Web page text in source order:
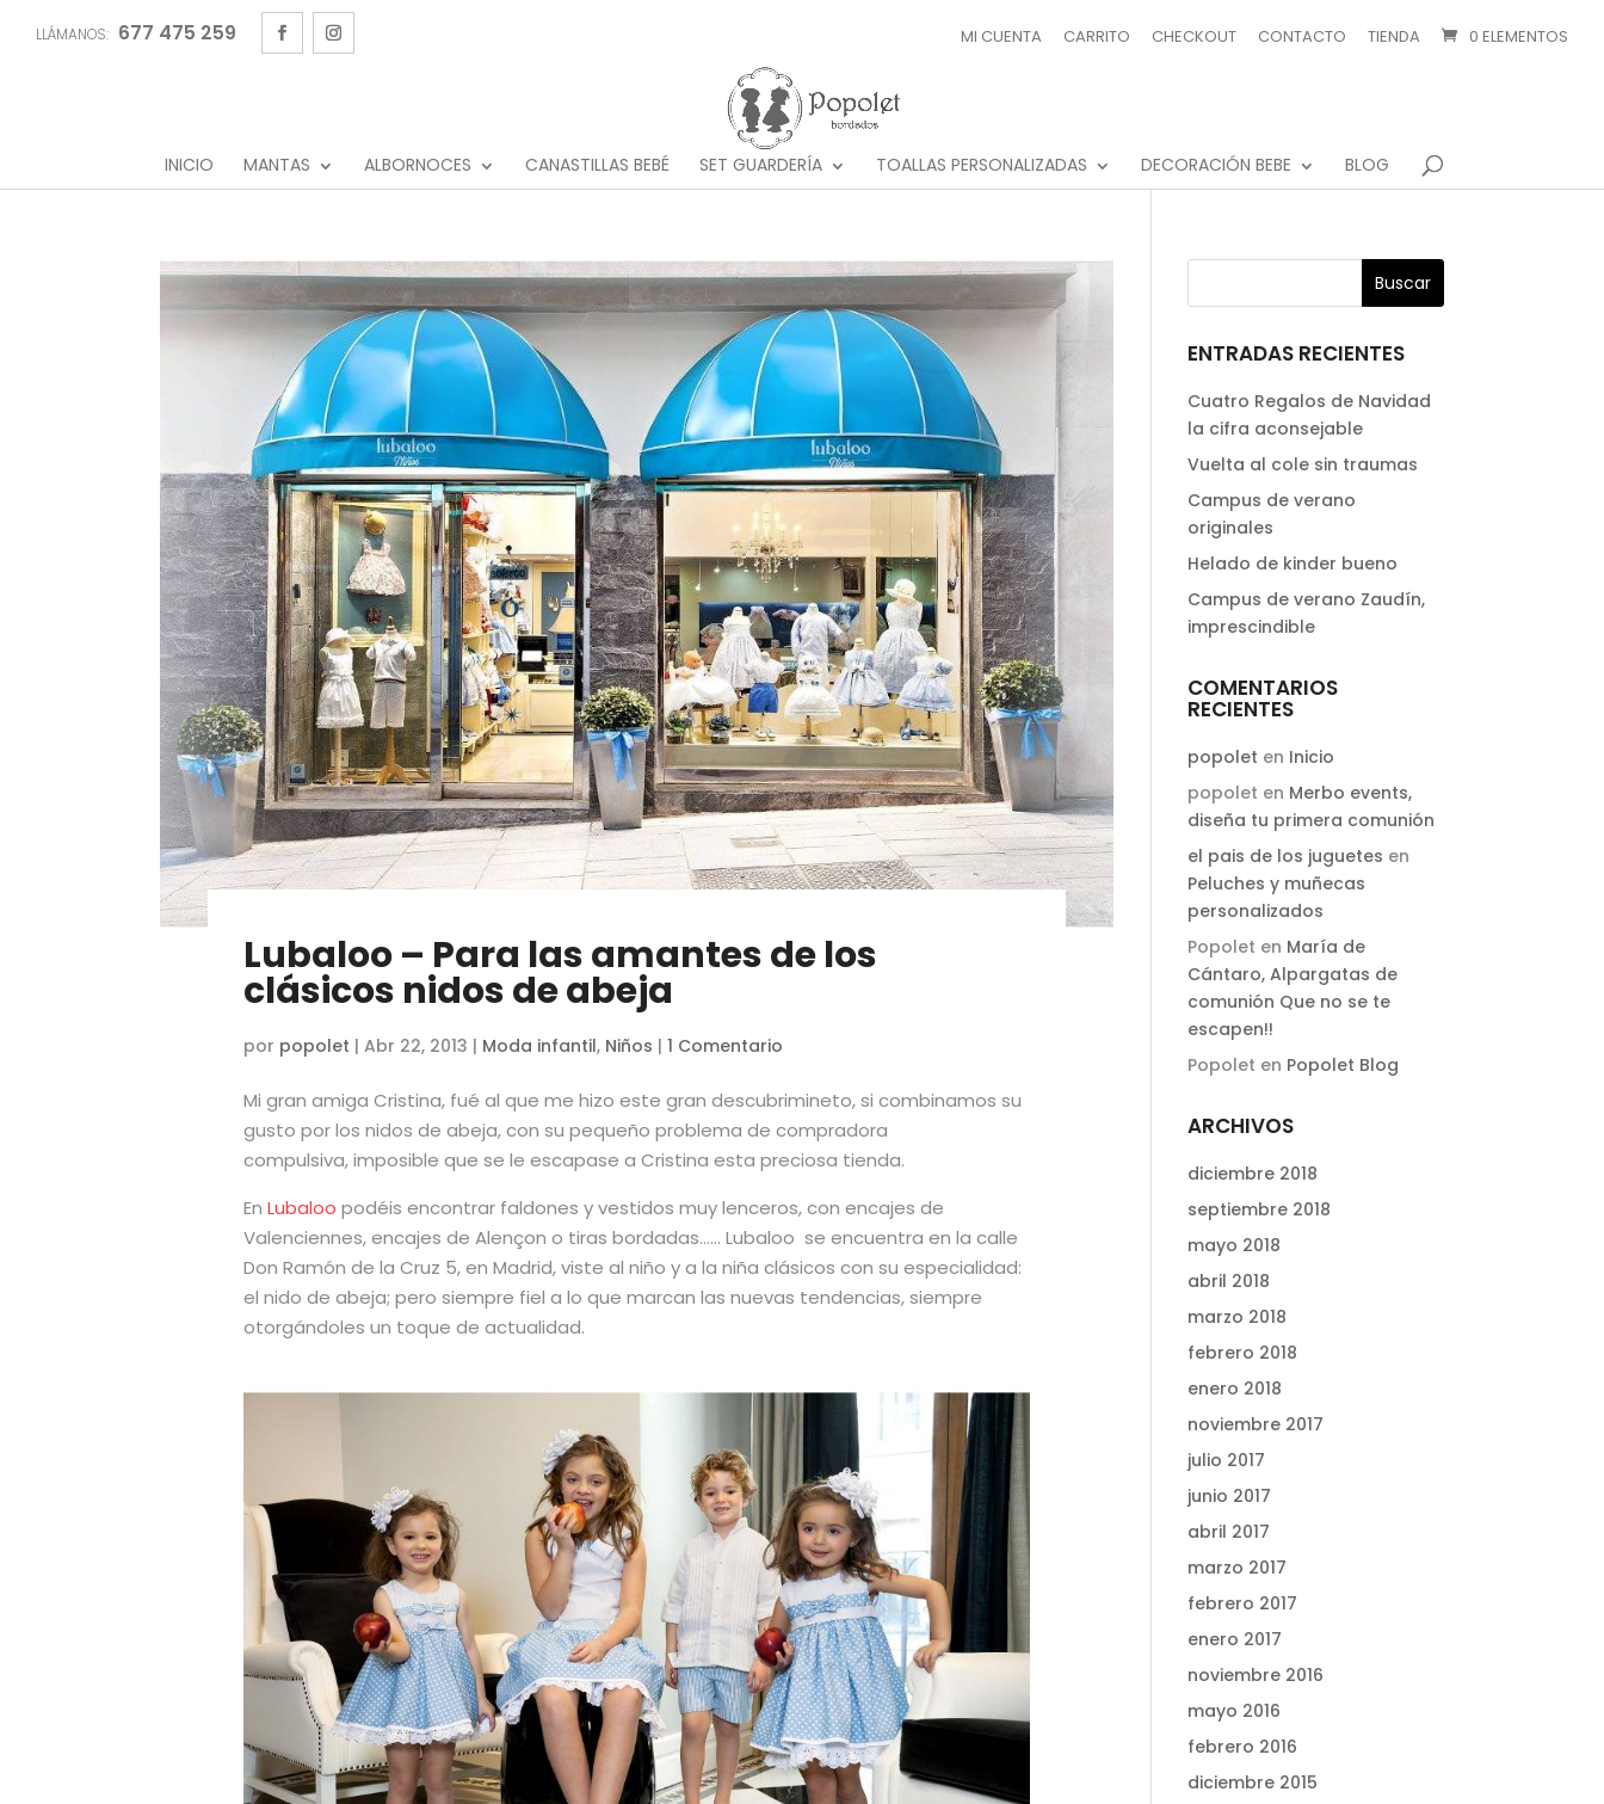
LLÁMANOS: 677 475 259 MI CUENTA CARRITO CHECKOUT CONTACTO TIENDA 0 ELEMENTOS
INICIO MANTAS ALBORNOCES CANASTILLAS BEBÉ SET GUARDERÍA TOALLAS PERSONALIZADAS DECORACIÓN BEBE BLOG
Lubaloo – Para las amantes de los
clásicos nidos de abeja
por popolet |Abr 22, 2013 | Moda infantil, Niños |1 Comentario
Mi gran amiga Cristina, fué al que me hizo este gran descubrimineto, si combinamos su
gusto por los nidos de abeja, con su pequeño problema de compradora
compulsiva, imposible que se le escapase a Cristina esta preciosa tienda.
En Lubaloopodéis encontrar faldones y vestidos muy lenceros, con encajes de
Valenciennes, encajes de Alençon o tiras bordadas…… Lubaloo se encuentra en la calle
Don Ramón de la Cruz 5, en Madrid, viste al niño y a la niña clásicos con su especialidad:
el nido de abeja; pero siempre fiel a lo que marcan las nuevas tendencias, siempre
otorgándoles un toque de actualidad.
ENTRADAS RECIENTES
Cuatro Regalos de Navidad
la cifra aconsejable
Vuelta al cole sin traumas
Campus de verano
originales
Helado de kinder bueno
Campus de verano Zaudín,
imprescindible
COMENTARIOS
RECIENTES
popolet en Inicio
popolet en Merbo events,
diseña tu primera comunión
el pais de los juguetes en
Peluches y muñecas
personalizados
Popolet en María de
Cántaro, Alpargatas de
comunión Que no se te
escapen!!
Popolet en Popolet Blog
ARCHIVOS
diciembre 2018
septiembre 2018
mayo 2018
abril 2018
marzo 2018
febrero 2018
enero 2018
noviembre 2017
julio 2017
junio 2017
abril 2017
marzo 2017
febrero 2017
enero 2017
noviembre 2016
mayo 2016
febrero 2016
diciembre 2015